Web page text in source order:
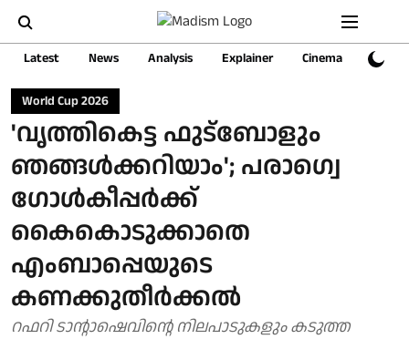
Latest News Analysis Explainer Cinema Sports
World Cup 2026
'വൃത്തികെട്ട ഫുട്‌ബോളും
ഞങ്ങള്‍ക്കറിയാം'; പരാഗ്വെ
ഗോള്‍കീപ്പര്‍ക്ക്
കൈകൊടുക്കാതെ
എംബാപ്പെയുടെ
കണക്കുതീര്‍ക്കല്‍
റഫറി ടാന്റാഷെവിന്റെ നിലപാടുകളും കടുത്ത